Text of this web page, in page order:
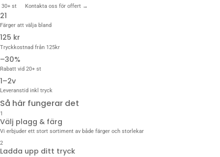
30+ st
Kontakta oss för offert →
21
Färger att välja bland
125 kr
Tryckkostnad från 125kr
–30%
Rabatt vid 20+ st
1–2v
Leveranstid inkl tryck
Så här fungerar det
1
Välj plagg & färg
Vi erbjuder ett stort sortiment av både färger och storlekar
2
Ladda upp ditt tryck